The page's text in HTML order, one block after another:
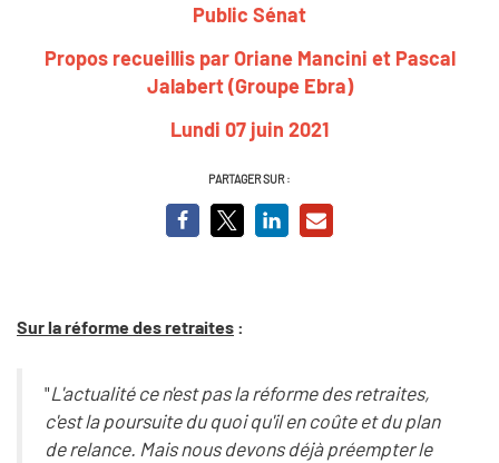
Public Sénat
Propos recueillis par Oriane Mancini et Pascal
Jalabert (Groupe Ebra)
Lundi 07 juin 2021
PARTAGER SUR :
Sur la réforme des retraites :
"L'actualité ce n'est pas la réforme des retraites,
c'est la poursuite du quoi qu'il en coûte et du plan
de relance. Mais nous devons déjà préempter le